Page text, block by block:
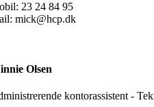
23 24 84 95
mick@hcp.dk
Olsen
kontorassistent -